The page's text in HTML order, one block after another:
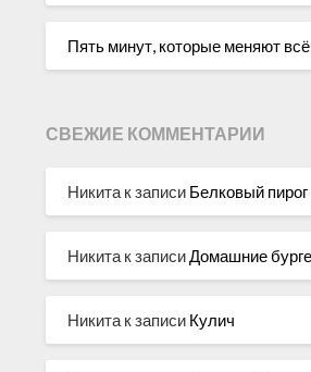
Пять минут, которые меняют всё
СВЕЖИЕ КОММЕНТАРИИ
Никита к записи Белковый пирог
Никита к записиДомашние
Никита к записи Кулич